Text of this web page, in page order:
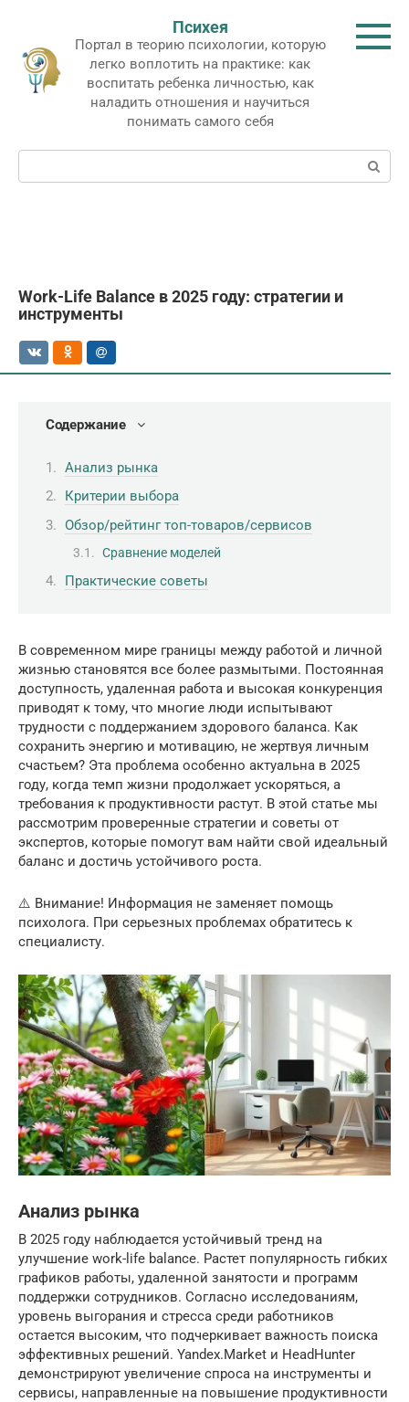
контенту
Психея
Портал в теорию психологии, которую
легко воплотить на практике: как
воспитать ребенка личностью, как
наладить отношения и научиться
понимать самого себя
Поиск:
Work-Life Balance в 2025 году: стратегии и
инструменты
Содержание
Анализ рынка
Критерии выбора
Обзор/рейтинг топ-товаров/сервисов
Сравнение моделей
Практические советы
В современном мире границы между работой и личной
жизнью становятся все более размытыми. Постоянная
доступность, удаленная работа и высокая конкуренция
приводят к тому, что многие люди испытывают
трудности с поддержанием здорового баланса. Как
сохранить энергию и мотивацию, не жертвуя личным
счастьем? Эта проблема особенно актуальна в 2025
году, когда темп жизни продолжает ускоряться, а
требования к продуктивности растут. В этой статье мы
рассмотрим проверенные стратегии и советы от
экспертов, которые помогут вам найти свой идеальный
баланс и достичь устойчивого роста.
⚠️ Внимание! Информация не заменяет помощь
психолога. При серьезных проблемах обратитесь к
специалисту.
Анализ рынка
В 2025 году наблюдается устойчивый тренд на
улучшение work-life balance. Растет популярность гибких
графиков работы, удаленной занятости и программ
поддержки сотрудников. Согласно исследованиям,
уровень выгорания и стресса среди работников
остается высоким, что подчеркивает важность поиска
эффективных решений. Yandex.Market и HeadHunter
демонстрируют увеличение спроса на инструменты и
сервисы, направленные на повышение продуктивности